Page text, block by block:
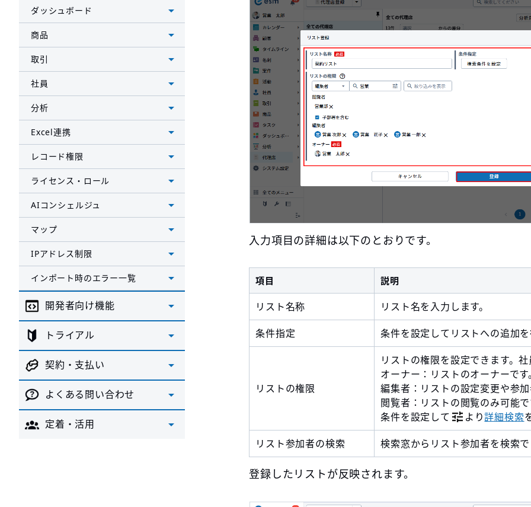
入力項目の詳細は以下のとおりです。
項目 説明
リスト名称 リスト名を入力します。
条件指定 条件を設定してリストへの追加
リストの権限
リストの権限を設定できます。
オーナー：リストのオーナーで
編集者：リストの設定変更や参
閲覧者：リストの閲覧のみ可能
条件を設定して
より詳細検索
リスト参加者の検索 検索窓からリスト参加者を検索
登録したリストが反映されます。
ダッシュボード
商品
取引
社員
分析
Excel連携
レコード権限
ライセンス・ロール
AIコンシェルジュ
マップ
IPアドレス制限
インポート時のエラー一覧
開発者向け機能
トライアル
契約・支払い
よくある問い合わせ
定着・活用